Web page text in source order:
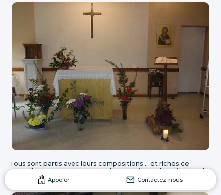
Tous sont partis avec leurs compositions ... et riches de
nouvelles perspectives.... pour leur mission en liturgie, avec le
"langage des fleurs"
Contactez-nous
Appeler